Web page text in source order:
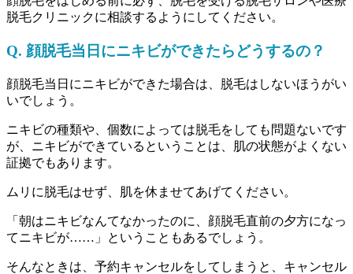
脱毛クリニックに相談するようにしてください。
Q. 顔脱毛当日にニキビができたらどうするの？
顔脱毛当日にニキビができた場合は、脱毛はしないほうがい
いでしょう。
ニキビの種類や、個数によっては脱毛をしても問題ないです
が、ニキビができているということは、肌の状態がよくない
証拠でもあります。
ムリに脱毛はせず、肌を休ませてあげてください。
「朝はニキビなんてなかったのに、顔脱毛直前の夕方になっ
てニキビが……」
ということもあるでしょう。
そんなときは、予約キャンセルをしてしまうと、キャンセル